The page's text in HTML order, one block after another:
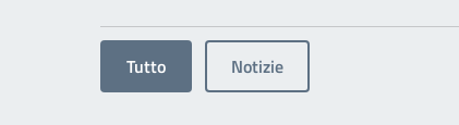
Tutto Notizie